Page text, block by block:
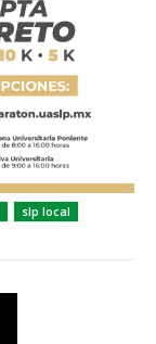
slp local